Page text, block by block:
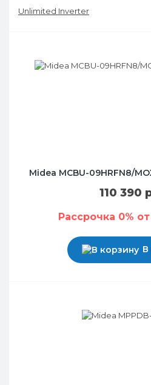
Unlimited Inverter
Midea MCBU-09HRFN8/
110 390
Рассрочка 0%
В